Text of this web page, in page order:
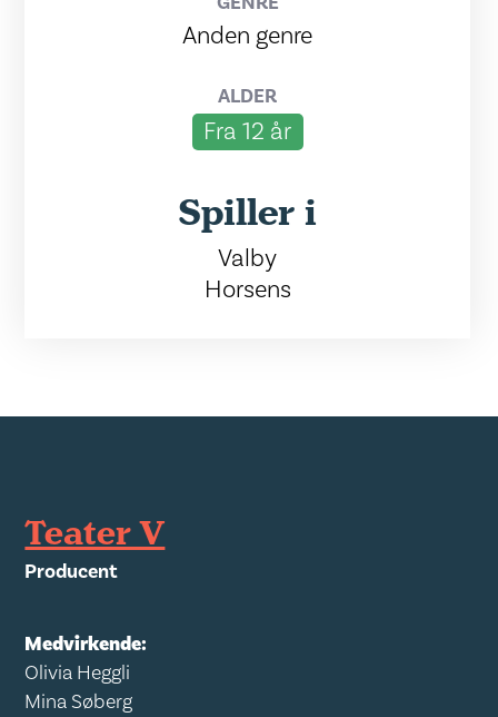
Anden genre
ALDER
Fra 12 år
Spiller i
Valby
Horsens
Teater V
Producent
Medvirkende:
Olivia Heggli
Mina Søberg